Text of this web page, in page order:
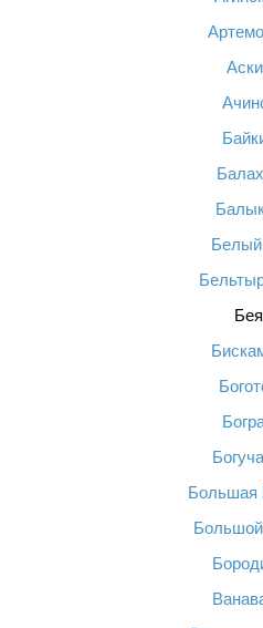
Бея
Большая